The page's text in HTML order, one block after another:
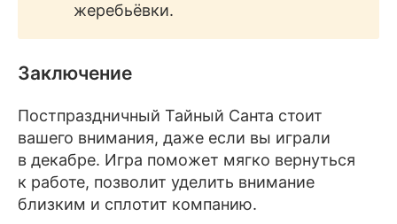
жеребьёвки.
Заключение
Постпраздничный Тайный Санта стоит
вашего внимания, даже если вы играли
в декабре. Игра поможет мягко вернуться
к работе, позволит уделить внимание
близким и сплотит компанию.